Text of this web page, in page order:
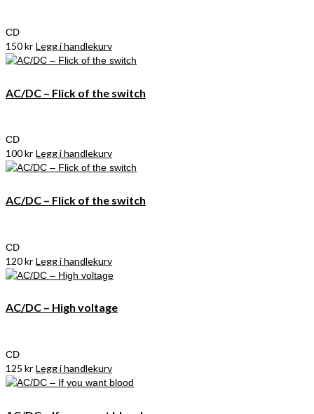
CD
150kr Legg i handlekurv
AC/DC – Flick of the switch
CD
100kr Legg i handlekurv
AC/DC – Flick of the switch
CD
120kr Legg i handlekurv
AC/DC – High voltage
CD
125 kr Legg i handlekurv